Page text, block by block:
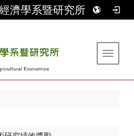
濟學系暨研究所
Toggle